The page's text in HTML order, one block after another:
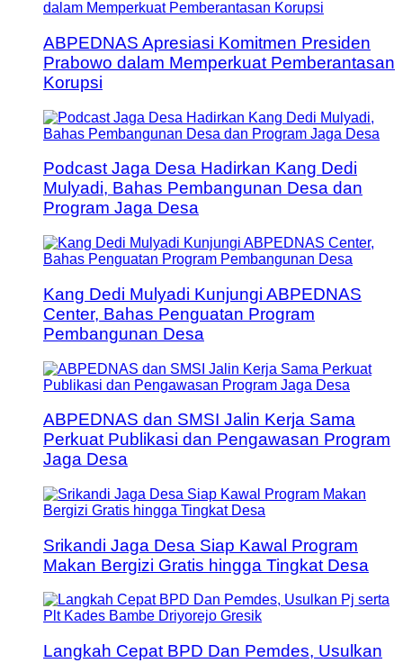
ABPEDNAS Apresiasi Komitmen Presiden
Prabowo dalam Memperkuat Pemberantasan
Korupsi
Podcast Jaga Desa Hadirkan Kang Dedi
Mulyadi, Bahas Pembangunan Desa dan
Program Jaga Desa
Kang Dedi Mulyadi Kunjungi ABPEDNAS
Center, Bahas Penguatan Program
Pembangunan Desa
ABPEDNAS dan SMSI Jalin Kerja Sama
Perkuat Publikasi dan Pengawasan Program
Jaga Desa
Srikandi Jaga Desa Siap Kawal Program
Makan Bergizi Gratis hingga Tingkat Desa
Langkah Cepat BPD Dan Pemdes, Usulkan